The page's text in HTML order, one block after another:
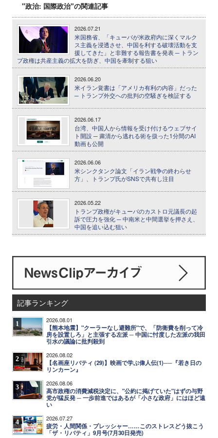
"政治: 国際政治"の関連記事
2026.07.21
米国務省、「キューバが米政府内に深くマルク
ス主義を浸透させ、中国を利する破壊活動を支
援してきた」と非難する報告書を発表 ─ トラン
プ政権は共産主義の拡大を防ぎ、中国を牽制する狙い
2026.06.20
米イラン覚書は「アメリカ有利の内容」だった
─ トランプ外交への批判の空騒ぎを検証する
2026.06.17
台湾、中国人から情報を受け付けるウェブサイ
ト開設 ─ 粛清から逃れる術を扱った1分間のAI
動画も公開
2026.06.06
米シンクタンク論文「イラン戦争の終わらせ
方」、トランプ氏がSNSで共有し注目
2026.05.22
トランプ政権がキューバのカストロ元議長の起
訴で圧力を強化 ─ 中南米と中間選挙を押さえ、
中国を追い込む狙い
記事ランキング
1 2026.08.01
【熊本地震】"クーラーなし避難所"で、「防衛費を削って冷
房を設置しろ」と主張する左派 ─ 中国に忖度した左派の我田
引水の議論に批判殺到
2 2026.08.02
【名画座リバティ (29)】映画で学ぶ偉人伝(1)──『若き日の
リンカーン』
3 2026.08.06
高市政権の消費減税決定に、"公約に掲げていた"はずの与野
党が猛反発 ─ 一歩前進ではあるが「小さな政府」にはほど遠
い
4 2026.07.27
疲労・人間関係・プレッシャー……このストレスどう抜こう
「ザ・リバティ」9月号(7月30日発売)